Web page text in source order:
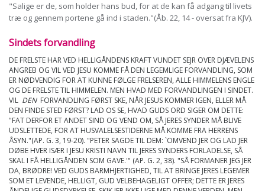
"Salige er de, som holder hans bud, for at de kan få adgang til livets
træ og gennem portene gå ind i staden."(Åb. 22, 14 - oversat fra KJV).
Sindets forvandling
DE FRELSTE HAR VED HELLIGÅNDENS KRAFT VUNDET SEJR OVER DJÆVELENS
ANGREB OG VIL VED JESU KOMME FÅ DEN LEGEMLIGE FORVANDLING, SOM
ER NØDVENDIG FOR AT KUNNE FØLGE FRELSEREN, ALLE HIMMELENS ENGLE
OG DE FRELSTE TIL HIMMELEN. MEN HVAD MED FORVANDLINGEN I SINDET.
VIL DEN FORVANDLING FØRST SKE, NÅR JESUS KOMMER IGEN, ELLER MÅ
DEN FINDE STED FØRST? LAD OS SE, HVAD GUDS ORD SIGER OM DETTE:
"FAT DERFOR ET ANDET SIND OG VEND OM, SÅ JERES SYNDER MÅ BLIVE
UDSLETTEDE, FOR AT HUSVALELSESTIDERNE MÅ KOMME FRA HERRENS
ÅSYN."(AP. G. 3, 19-20). "PETER SAGDE TIL DEM: `OMVEND JER OG LAD JER
DØBE HVER ISÆR I JESU KRISTI NAVN TIL JERES SYNDERS FORLADELSE, SÅ
SKAL I FÅ HELLIGÅNDEN SOM GAVE.'" (AP. G. 2, 38). "SÅ FORMANER JEG JER
DA, BRØDRE! VED GUDS BARMHJERTIGHED, TIL AT BRINGE JERES LEGEMER
SOM ET LEVENDE, HELLIGT, GUD VELBEHAGELIGT OFFER; DETTE ER JERES